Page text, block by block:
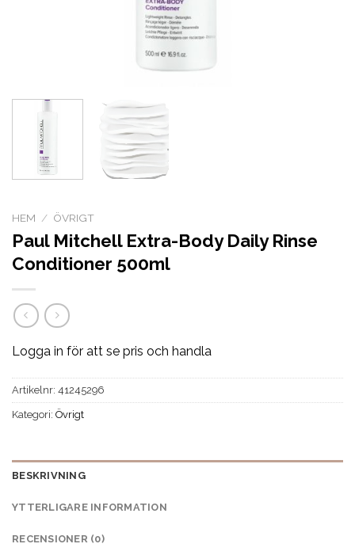
HEM / ÖVRIGT
Paul Mitchell Extra-Body Daily Rinse
Conditioner 500ml
Logga in för att se pris och handla
Artikelnr: 41245296
Kategori: Övrigt
BESKRIVNING
YTTERLIGARE INFORMATION
RECENSIONER (0)